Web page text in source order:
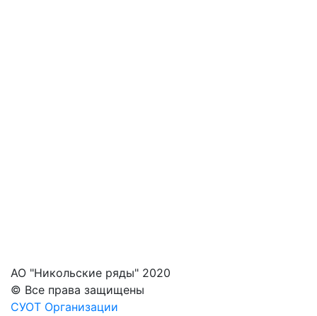
АО "Никольские ряды" 2020
© Все права защищены
СУОТ Организации